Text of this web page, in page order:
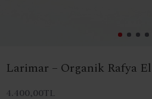
Larimar – Organik Rafya
4.400,00TL